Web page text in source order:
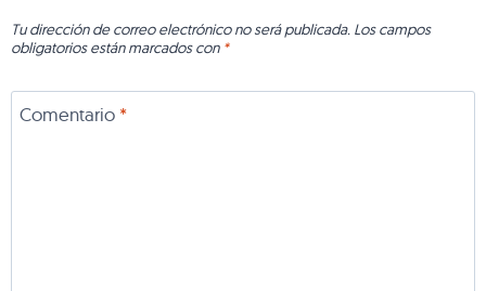
Tu dirección de correo electrónico no será publicada. Los campos
obligatorios están marcados con *
Comentario *